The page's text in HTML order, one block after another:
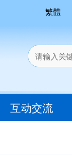
繁體
互动交流